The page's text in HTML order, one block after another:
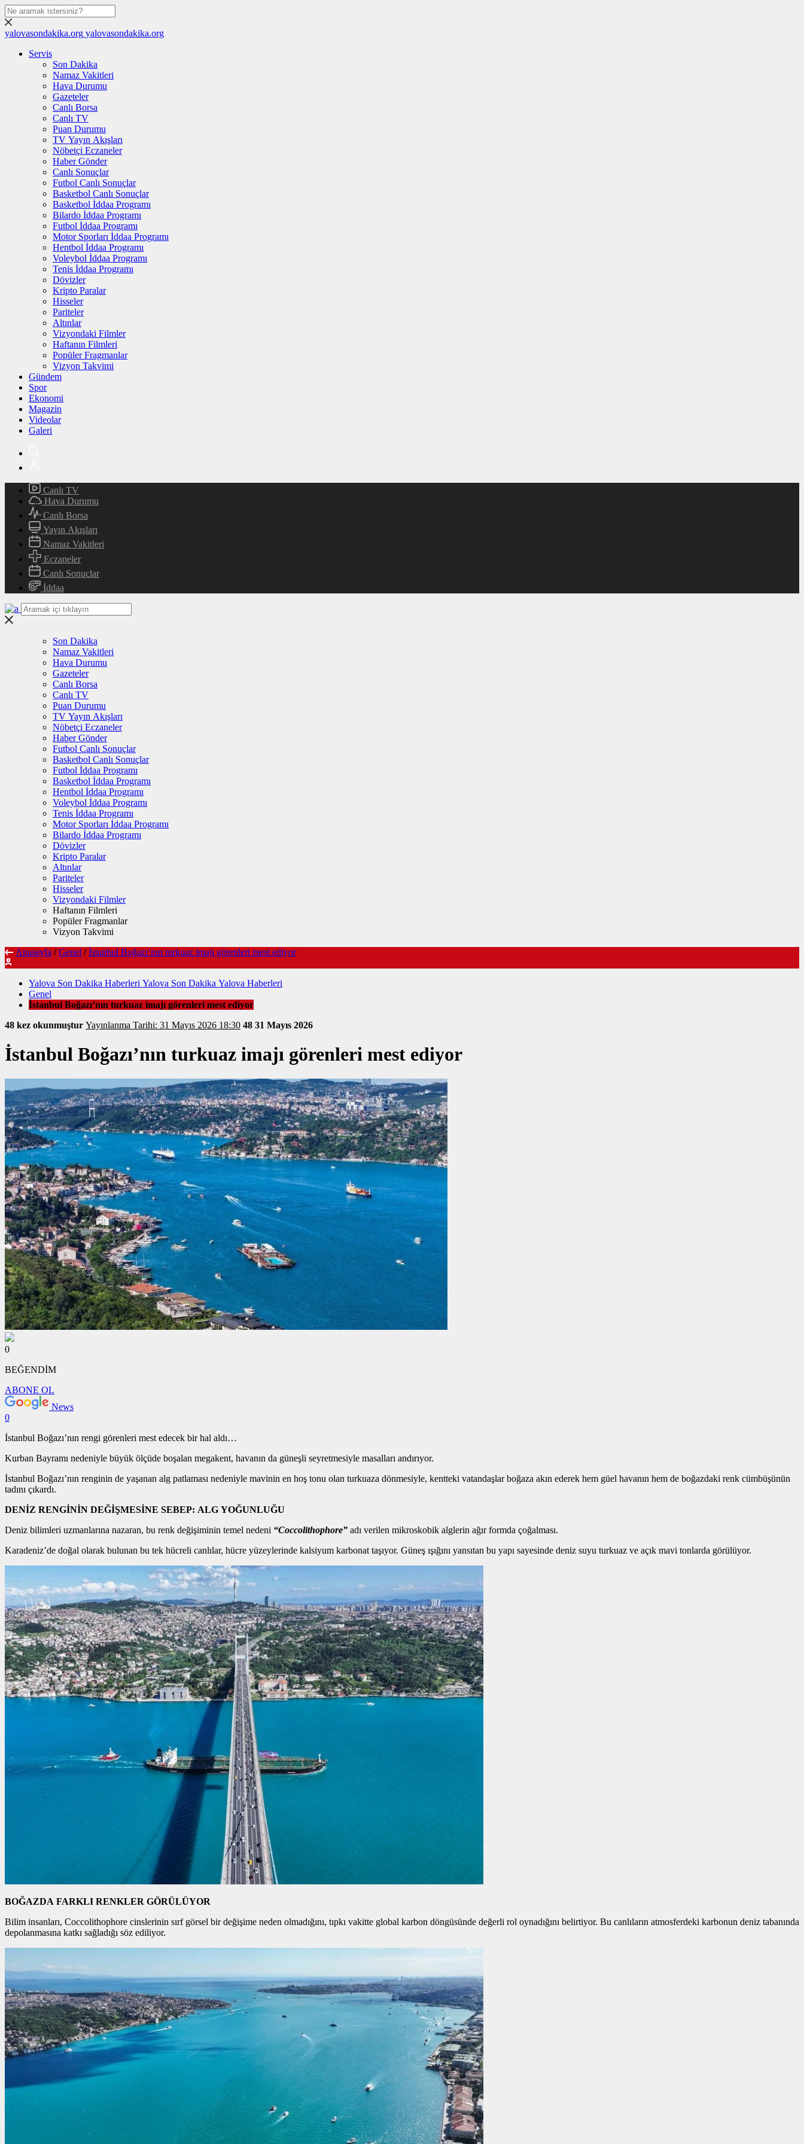
yalovasondakika.org yalovasondakika.org
Servis
Son Dakika
Namaz Vakitleri
Hava Durumu
Gazeteler
Canlı Borsa
Canlı TV
Puan Durumu
TV Yayın Akışları
Nöbetçi Eczaneler
Haber Gönder
Canlı Sonuçlar
Futbol Canlı Sonuçlar
Basketbol Canlı Sonuçlar
Basketbol İddaa Programı
Bilardo İddaa Programı
Futbol İddaa Programı
Motor Sporları İddaa Programı
Hentbol İddaa Programı
Voleybol İddaa Programı
Tenis İddaa Programı
Dövizler
Kripto Paralar
Hisseler
Pariteler
Altınlar
Vizyondaki Filmler
Haftanın Filmleri
Popüler Fragmanlar
Vizyon Takvimi
Gündem
Spor
Ekonomi
Magazin
Videolar
Galeri
Canlı TV
Hava Durumu
Canlı Borsa
Yayın Akışları
Namaz Vakitleri
Eczaneler
Canlı Sonuçlar
İddaa
Son Dakika
Namaz Vakitleri
Hava Durumu
Gazeteler
Canlı Borsa
Canlı TV
Puan Durumu
TV Yayın Akışları
Nöbetçi Eczaneler
Haber Gönder
Futbol Canlı Sonuçlar
Basketbol Canlı Sonuçlar
Futbol İddaa Programı
Basketbol İddaa Programı
Hentbol İddaa Programı
Voleybol İddaa Programı
Tenis İddaa Programı
Motor Sporları İddaa Programı
Bilardo İddaa Programı
Dövizler
Kripto Paralar
Altınlar
Pariteler
Hisseler
Vizyondaki Filmler
Haftanın Filmleri
Popüler Fragmanlar
Vizyon Takvimi
Anasayfa / Genel / İstanbul Boğazı’nın turkuaz imajı görenleri mest ediyor
Yalova Son Dakika Haberleri Yalova Son Dakika Yalova Haberleri
Genel
İstanbul Boğazı’nın turkuaz imajı görenleri mest ediyor
48 kez okunmuştur
Yayınlanma Tarihi: 31 Mayıs 2026 18:30 48 31 Mayıs 2026
İstanbul Boğazı’nın turkuaz imajı görenleri mest ediyor
0
BEĞENDİM
ABONE OL
News
0
İstanbul Boğazı’nın rengi görenleri mest edecek bir hal aldı…
Kurban Bayramı nedeniyle büyük ölçüde boşalan megakent, havanın da güneşli seyretmesiyle masalları andırıyor.
İstanbul Boğazı’nın renginin de yaşanan alg patlaması nedeniyle mavinin en hoş tonu olan turkuaza dönmesiyle, kentteki vatandaşlar boğaza akın ederek hem güel havanın hem de boğazdaki renk cümbüşünün
tadını çıkardı.
DENİZ RENGİNİN DEĞİŞMESİNE SEBEP: ALG YOĞUNLUĞU
Deniz bilimleri uzmanlarına nazaran, bu renk değişiminin temel nedeni “Coccolithophore” adı verilen mikroskobik alglerin ağır formda çoğalması.
Karadeniz’de doğal olarak bulunan bu tek hücreli canlılar, hücre yüzeylerinde kalsiyum karbonat taşıyor. Güneş ışığını yansıtan bu yapı sayesinde deniz suyu turkuaz ve açık mavi tonlarda görülüyor.
BOĞAZDA FARKLI RENKLER GÖRÜLÜYOR
Bilim insanları, Coccolithophore cinslerinin sırf görsel bir değişime neden olmadığını, tıpkı vakitte global karbon döngüsünde değerli rol oynadığını belirtiyor. Bu canlıların atmosferdeki karbonun deniz tabanında
depolanmasına katkı sağladığı söz ediliyor.